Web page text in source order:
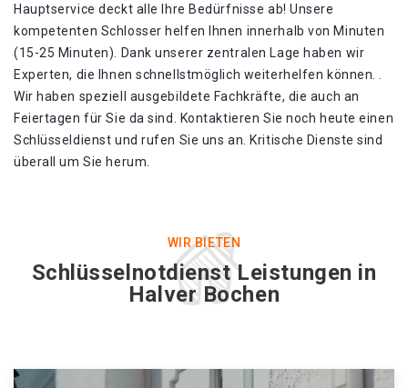
Hauptservice deckt alle Ihre Bedürfnisse ab! Unsere
kompetenten Schlosser helfen Ihnen innerhalb von Minuten
(15-25 Minuten). Dank unserer zentralen Lage haben wir
Experten, die Ihnen schnellstmöglich weiterhelfen können. .
Wir haben speziell ausgebildete Fachkräfte, die auch an
Feiertagen für Sie da sind. Kontaktieren Sie noch heute einen
Schlüsseldienst und rufen Sie uns an. Kritische Dienste sind
überall um Sie herum.
WIR BIETEN
Schlüsselnotdienst Leistungen in
Halver Bochen